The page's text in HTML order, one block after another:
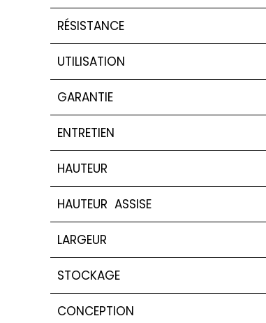
RÉSISTANCE
UTILISATION
GARANTIE
ENTRETIEN
HAUTEUR
HAUTEUR ASSISE
LARGEUR
STOCKAGE
CONCEPTION